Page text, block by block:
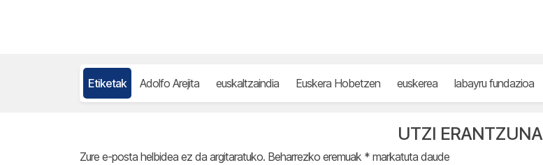
Etiketak Adolfo Arejita euskaltzaindia Euskera Hobetzen euskerea labayru fundazioa
UTZI ERANTZUNA
Zure e-posta helbidea ez da argitaratuko. Beharrezko eremuak * markatuta daude